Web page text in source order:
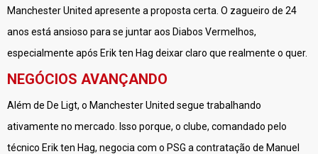
Manchester United apresente a proposta certa. O zagueiro de 24
anos está ansioso para se juntar aos Diabos Vermelhos,
especialmente após Erik ten Hag deixar claro que realmente o quer.
NEGÓCIOS AVANÇANDO
Além de De Ligt, o Manchester United segue trabalhando
ativamente no mercado. Isso porque, o clube, comandado pelo
técnico Erik ten Hag, negocia com o PSG a contratação de Manuel